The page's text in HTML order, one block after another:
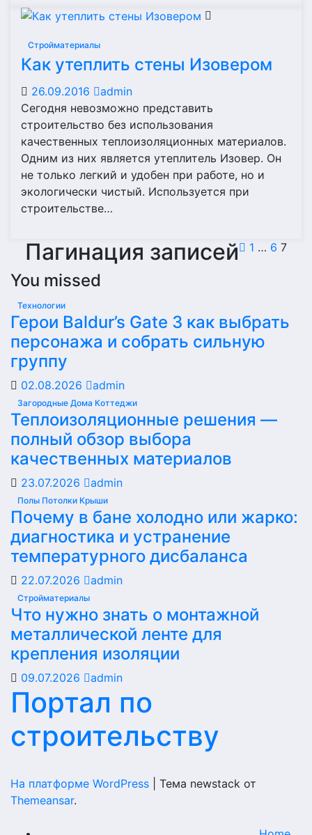
Стройматериалы
Как утеплить стены Изовером
26.09.2016
admin
Сегодня невозможно представить
строительство без использования
качественных теплоизоляционных материалов.
Одним из них является утеплитель Изовер. Он
не только легкий и удобен при работе, но и
экологически чистый. Используется при
строительстве…
Пагинация записей 1 … 6 7
You missed
Технологии
Герои Baldur’s Gate 3 как выбрать
персонажа и собрать сильную
группу
02.08.2026 admin
Загородные Дома Коттеджи
Теплоизоляционные решения —
полный обзор выбора
качественных материалов
23.07.2026 admin
Полы Потолки Крыши
Почему в бане холодно или жарко:
диагностика и устранение
температурного дисбаланса
22.07.2026 admin
Стройматериалы
Что нужно знать о монтажной
металлической ленте для
крепления изоляции
09.07.2026 admin
Портал по
строительству
На платформе WordPress
Тема newstack от
Themeansar.